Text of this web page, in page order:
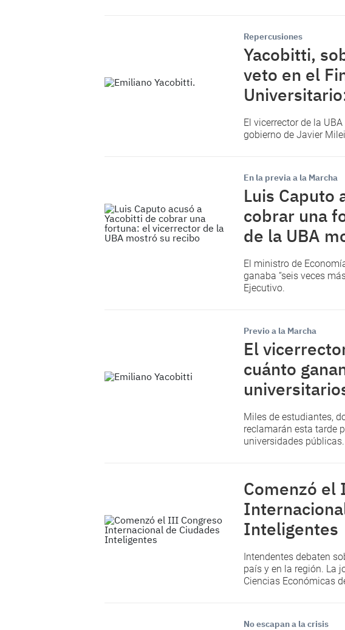
Repercusiones
Yacobitti,
veto en el
El vicerrector de la
gobierno de Javier
En la previa a la Marcha
Luis Caputo
cobrar una
de la UBA
El ministro de
ganaba “seis veces
Ejecutivo.
Previo a la Marcha
El
cuánto
Miles de estudiantes,
reclamarán esta tarde
universidades públicas.
Comenzó el
Inteligentes
Intendentes debaten
país y en la región. La
Ciencias Económicas
No escapan a la crisis